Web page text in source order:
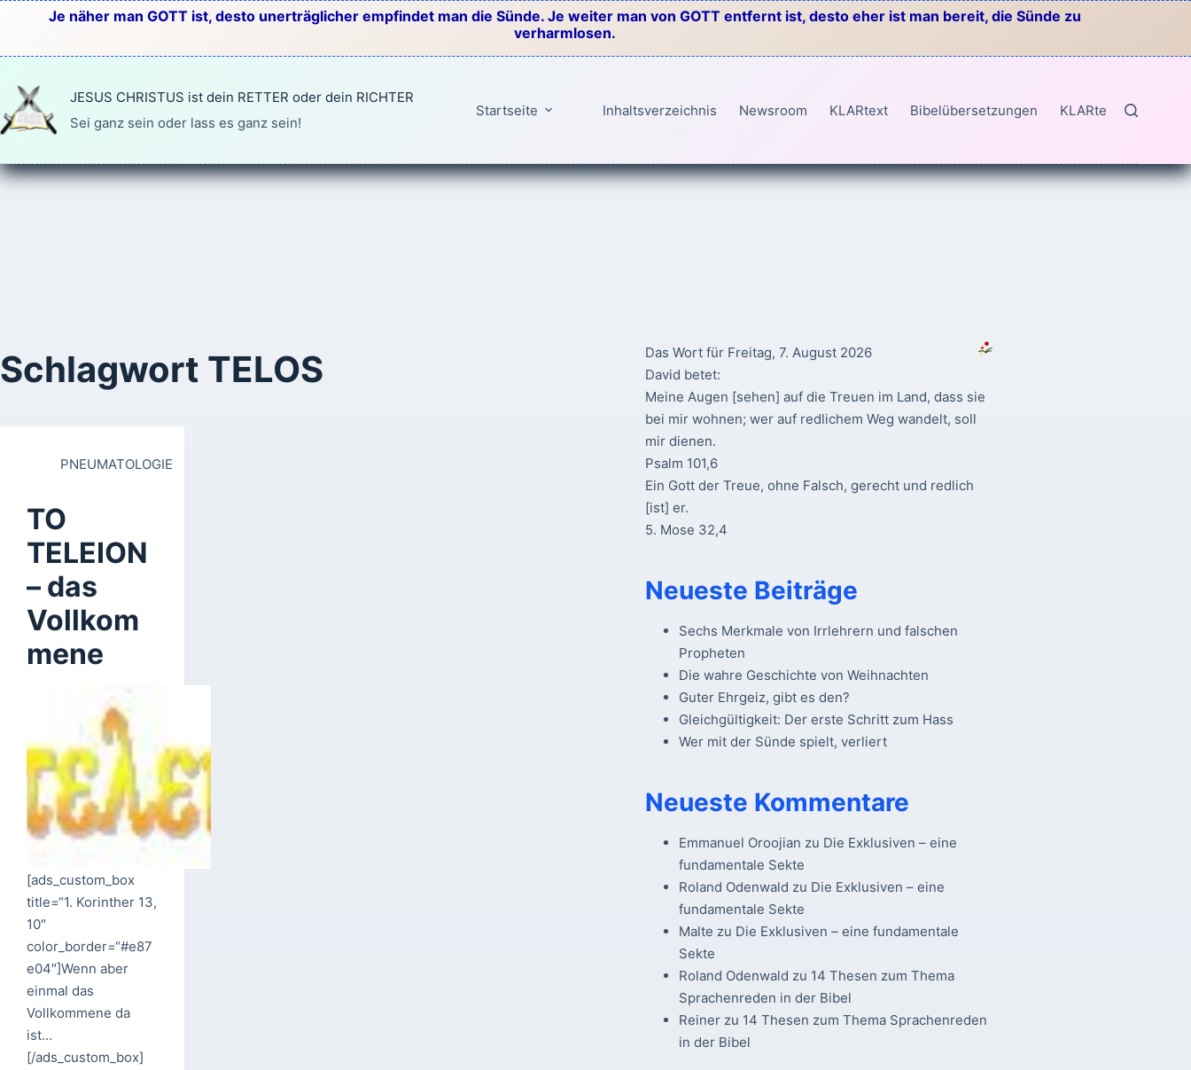
springen
Je näher man GOTT ist, desto unerträglicher empfindet man die Sünde. Je weiter man von GOTT entfernt ist, desto eher ist man bereit, die Sünde zu
verharmlosen.
JESUS CHRISTUS ist dein RETTER oder dein RICHTER
Sei ganz sein oder lass es ganz sein!
Startseite Inhaltsverzeichnis Newsroom KLARtext Bibelübersetzungen KLARtext
Schlagwort TELOS
PNEUMATOLOGIE
TO
TELEION
– das
Vollkom
mene
[ads_custom_box
title=“1. Korinther 13,
10″
color_border=“#e87
e04″]Wenn aber
einmal das
Vollkommene da
ist…
[/ads_custom_box]
Das Wort für Freitag, 7. August 2026
David betet:
Meine Augen [sehen] auf die Treuen im Land, dass sie
bei mir wohnen; wer auf redlichem Weg wandelt, soll
mir dienen.
Psalm 101,6
Ein Gott der Treue, ohne Falsch, gerecht und redlich
[ist] er.
5. Mose 32,4
Neueste Beiträge
Sechs Merkmale von Irrlehrern und falschen
Propheten
Die wahre Geschichte von Weihnachten
Guter Ehrgeiz, gibt es den?
Gleichgültigkeit: Der erste Schritt zum Hass
Wer mit der Sünde spielt, verliert
Neueste Kommentare
Emmanuel Oroojian zu Die Exklusiven – eine
fundamentale Sekte
Roland Odenwald zu Die Exklusiven – eine
fundamentale Sekte
Malte zu Die Exklusiven – eine fundamentale
Sekte
Roland Odenwald zu 14 Thesen zum Thema
Sprachenreden in der Bibel
Reinerzu 14 Thesen zum Thema Sprachenreden
in der Bibel